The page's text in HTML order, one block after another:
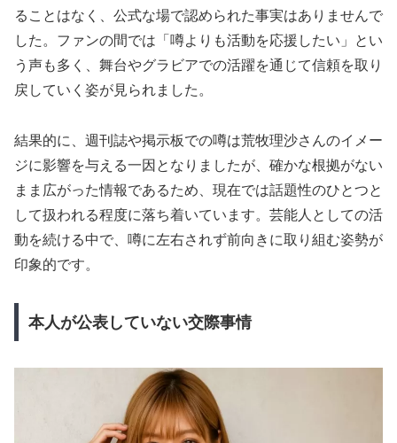
ることはなく、公式な場で認められた事実はありませんで
した。ファンの間では「噂よりも活動を応援したい」とい
う声も多く、舞台やグラビアでの活躍を通じて信頼を取り
戻していく姿が見られました。
結果的に、週刊誌や掲示板での噂は荒牧理沙さんのイメー
ジに影響を与える一因となりましたが、確かな根拠がない
まま広がった情報であるため、現在では話題性のひとつと
して扱われる程度に落ち着いています。芸能人としての活
動を続ける中で、噂に左右されず前向きに取り組む姿勢が
印象的です。
本人が公表していない交際事情